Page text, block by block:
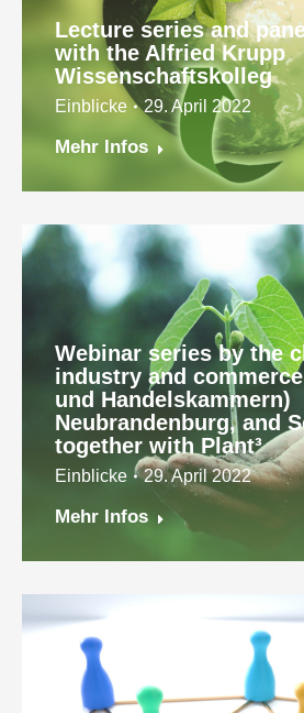
Lecture series and
with the Alfried Krupp
Wissenschaftskolleg
Einblicke 29. April 2022
Mehr Infos
Webinar series by the
industry and
und Handelskammern)
Neubrandenburg, and
together with Plant³
Einblicke 29. April 2022
Mehr Infos